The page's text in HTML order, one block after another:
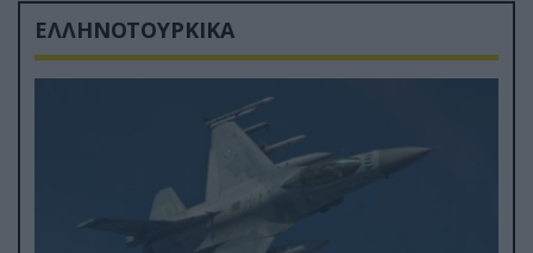
ΕΛΛΗΝΟΤΟΥΡΚΙΚΑ